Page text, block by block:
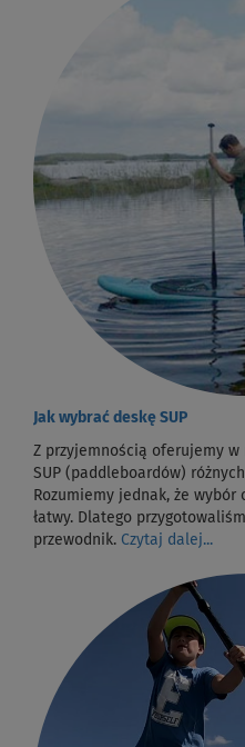
Jak wybrać deskę SUP
Z przyjemnością oferujemy
SUP (paddleboardów)
Rozumiemy jednak, że
łatwy. Dlatego
przewodnik. Czytaj dalej...